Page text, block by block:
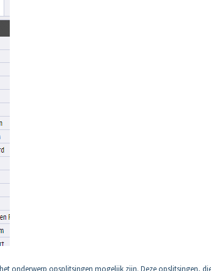
onderwerp opsplitsingen mogelijk zijn. Deze opslitsingen,